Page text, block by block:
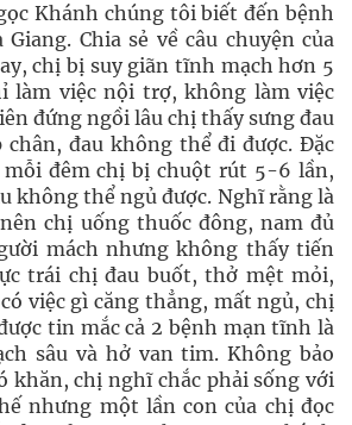
Khánh chúng tôi biết đến bệnh
Chia sẻ về câu chuyện của
chị bị suy giãn tĩnh mạch hơn 5
làm việc nội trợ, không làm việc
đứng ngồi lâu chị thấy sưng đau
đau không thể đi được. Đặc
đêm chị bị chuột rút 5-6 lần,
không thể ngủ được. Nghĩ rằng là
chị uống thuốc đông, nam đủ
mách nhưng không thấy tiến
trái chị đau buốt, thở mệt mỏi,
việc gì căng thẳng, mất ngủ, chị
tin mắc cả 2 bệnh mạn tĩnh là
sâu và hở van tim. Không bảo
khăn, chị nghĩ chắc phải sống với
nhưng một lần con của chị đọc